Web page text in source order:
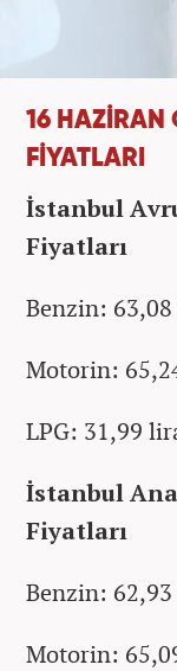
16 HAZİRAN
FİYATLARI
İstanbul
Fiyatları
Benzin:
Motorin:
LPG: 31,99
İstanbul
Fiyatları
Benzin:
Motorin: